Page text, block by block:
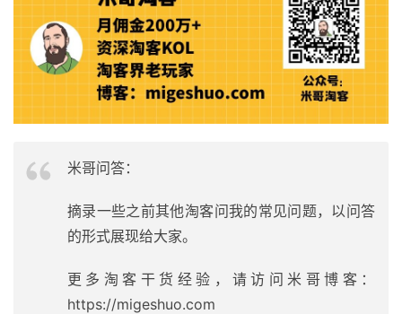
米哥问答：
摘录一些之前其他淘客问我的常见问题，以问答
的形式展现给大家。
更多淘客干货经验，请访问米哥博客：
https://migeshuo.com